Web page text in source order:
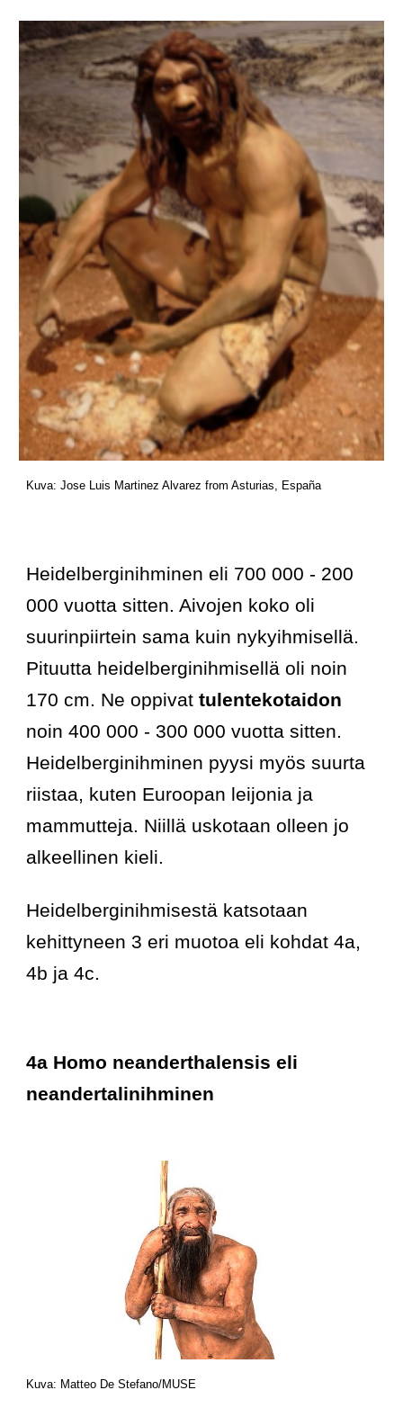
Kuva: Jose Luis Martinez Alvarez from Asturias, España
Heidelberginihminen eli 700 000 - 200
000 vuotta sitten. Aivojen koko oli
suurinpiirtein sama kuin nykyihmisellä.
Pituutta heidelberginihmisellä oli noin
170 cm. Ne oppivat
noin 400 000 - 300 000 vuotta sitten.
Heidelberginihminen pyysi myös suurta
riistaa, kuten Euroopan leijonia ja
mammutteja. Niillä uskotaan olleen jo
alkeellinen kieli.
Heidelberginihmisestä katsotaan
kehittyneen 3 eri muotoa eli kohdat 4a,
4b ja 4c.
4a Homo neanderthalensis eli
neandertalinihminen
Kuva: Matteo De Stefano/MUSE